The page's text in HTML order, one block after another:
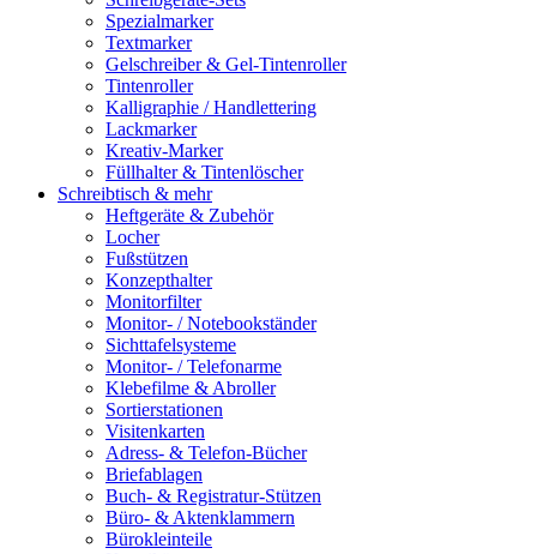
Spezialmarker
Textmarker
Gelschreiber & Gel-Tintenroller
Tintenroller
Kalligraphie / Handlettering
Lackmarker
Kreativ-Marker
Füllhalter & Tintenlöscher
Schreibtisch & mehr
Heftgeräte & Zubehör
Locher
Fußstützen
Konzepthalter
Monitorfilter
Monitor- / Notebookständer
Sichttafelsysteme
Monitor- / Telefonarme
Klebefilme & Abroller
Sortierstationen
Visitenkarten
Adress- & Telefon-Bücher
Briefablagen
Buch- & Registratur-Stützen
Büro- & Aktenklammern
Bürokleinteile